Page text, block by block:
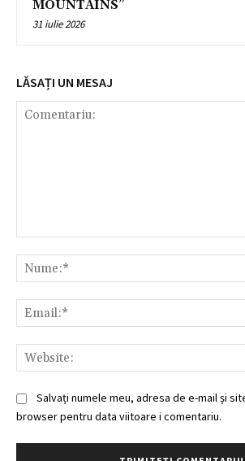
MOUNTAINS”
31 iulie 2026
LĂSAȚI UN MESAJ
Salvați numele meu, adresa de e-mail și
browser pentru data viitoare i comentariu.